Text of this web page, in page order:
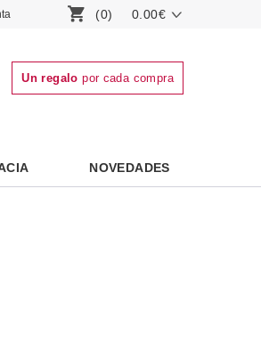
(0) 0.00€
Un regalo por cada compra
NOVEDADES